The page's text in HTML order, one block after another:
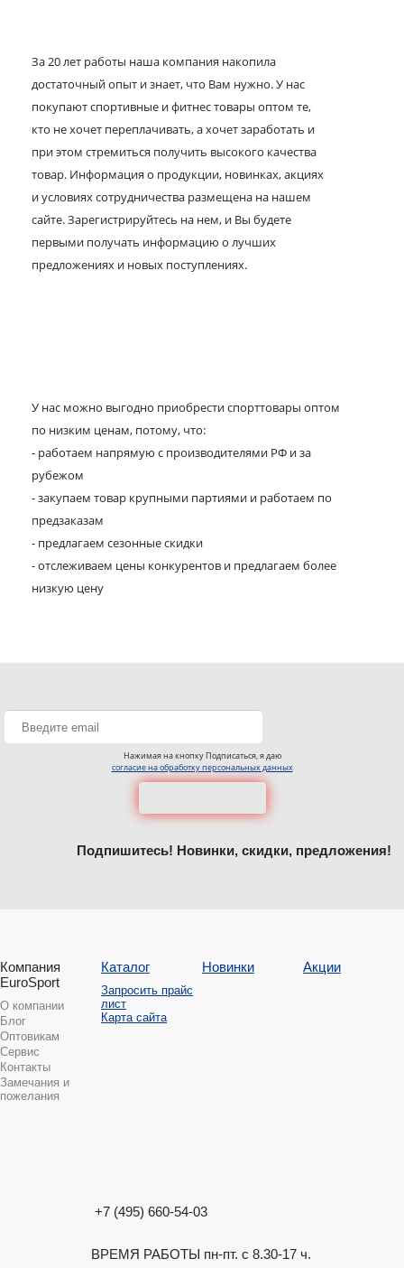
За 20 лет работы наша компания накопила
достаточный опыт и знает, что Вам нужно. У нас
покупают спортивные и фитнес товары оптом те,
кто не хочет переплачивать, а хочет заработать и
при этом стремиться получить высокого качества
товар. Информация о продукции, новинках, акциях
и условиях сотрудничества размещена на нашем
сайте. Зарегистрируйтесь на нем, и Вы будете
первыми получать информацию о лучших
предложениях и новых поступлениях.
У нас можно выгодно приобрести спорттовары оптом
по низким ценам, потому, что:
- работаем напрямую с производителями РФ и за
рубежом
- закупаем товар крупными партиями и работаем по
предзаказам
- предлагаем сезонные скидки
- отслеживаем цены конкурентов и предлагаем более
низкую цену
Нажимая на кнопку Подписаться, я даю
согласие на обработку персональных данных
Подпишитесь! Новинки, скидки, предложения!
Компания
EuroSport
О компании
Блог
Оптовикам
Сервис
Контакты
Замечания и
пожелания
Каталог
Запросить прайс
лист
Карта сайта
Новинки Акции
+7 (495) 660-54-03
ВРЕМЯ РАБОТЫ пн-пт. с 8.30-17 ч.